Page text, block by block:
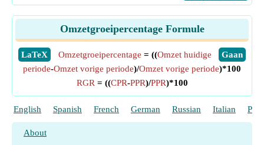
Omzetgroeipercentage Formule
​LaTeX ​Gaan
Omzetgroeipercentage = ((Omzet huidige
periode-Omzet vorige periode)/Omzet vorige periode)*100
RGR = ((CPR-PPR)/PPR)*100
English Spanish French German Russian Italian
About